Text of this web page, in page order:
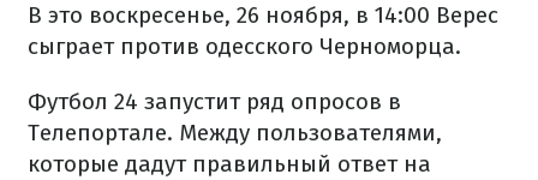
В это воскресенье, 26 ноября, в 14:00 Верес
сыграет против одесского Черноморца.
Футбол 24 запустит ряд опросов в
Телепортале. Между пользователями,
которые дадут правильный ответ на